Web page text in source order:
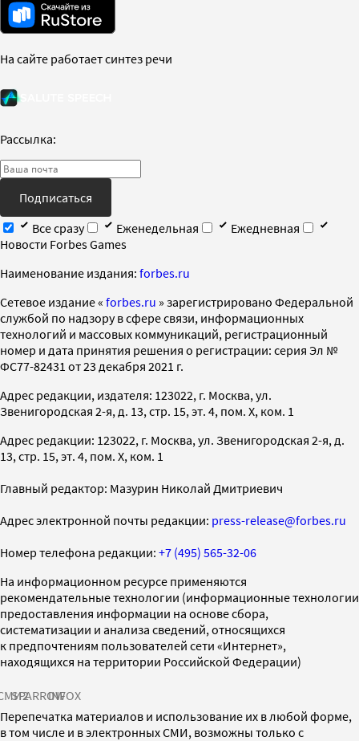
На сайте работает синтез речи
Рассылка:
Подписаться
Все сразу
Еженедельная
Ежедневная
Новости Forbes Games
Наименование издания: forbes.ru
Cетевое издание « forbes.ru » зарегистрировано Федеральной
службой по надзору в сфере связи, информационных
технологий и массовых коммуникаций, регистрационный
номер и дата принятия решения о регистрации: серия Эл №
ФС77-82431 от 23 декабря 2021 г.
Адрес редакции, издателя: 123022, г. Москва, ул.
Звенигородская 2-я, д. 13, стр. 15, эт. 4, пом. X, ком. 1
Адрес редакции: 123022, г. Москва, ул. Звенигородская 2-я, д.
13, стр. 15, эт. 4, пом. X, ком. 1
Главный редактор: Мазурин Николай Дмитриевич
Адрес электронной почты редакции: press-release@forbes.ru
Номер телефона редакции: +7 (495) 565-32-06
На информационном ресурсе применяются
рекомендательные технологии (информационные технологии
предоставления информации на основе сбора,
систематизации и анализа сведений, относящихся
к предпочтениям пользователей сети «Интернет»,
находящихся на территории Российской Федерации)
SPARROWINFOX
Перепечатка материалов и использование их в любой форме,
в том числе и в электронных СМИ, возможны только с